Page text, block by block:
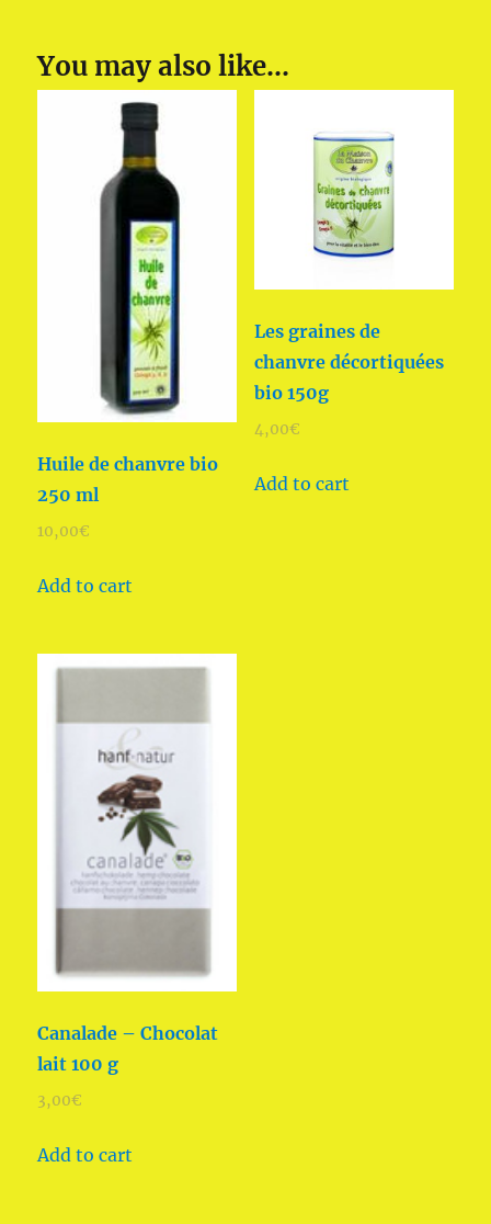
You may also like…
Huile de chanvre bio
250 ml
10,00€
Add to cart
Les graines de
chanvre décortiquées
bio 150g
4,00€
Add to cart
Canalade – Chocolat
lait 100 g
3,00€
Add to cart